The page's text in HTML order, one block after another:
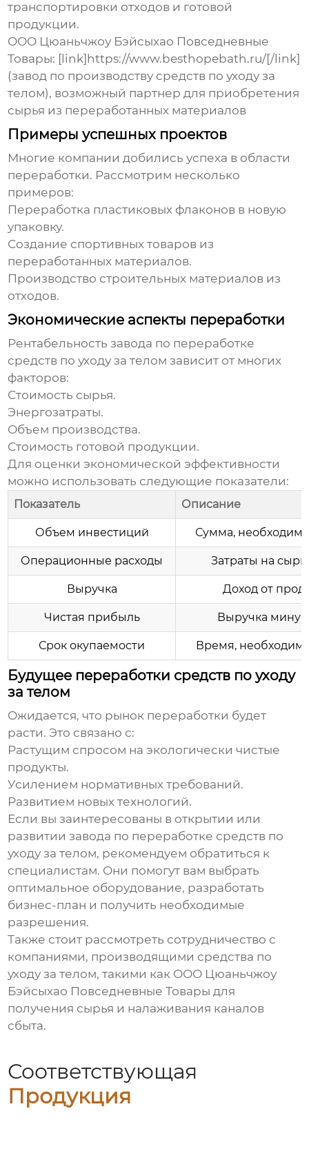
транспортировки отходов и готовой
продукции.
ООО Цюаньчжоу Бэйсыхао Повседневные
Товары: [link]https://www.besthopebath.ru/[/link]
(завод по производству средств по уходу за
телом), возможный партнер для приобретения
сырья из переработанных материалов
Примеры успешных проектов
Многие компании добились успеха в области
переработки. Рассмотрим несколько
примеров:
Переработка пластиковых флаконов в новую
упаковку.
Создание спортивных товаров из
переработанных материалов.
Производство строительных материалов из
отходов.
Экономические аспекты переработки
Рентабельностьзавода по переработке
средств по уходу за телом зависит от многих
факторов:
Стоимость сырья.
Энергозатраты.
Объем производства.
Стоимость готовой продукции.
Для оценки экономической эффективности
можно использовать следующие показатели:
Показатель Описание
Объем инвестиций Сумма,
Операционные расходы Затраты на
Выручка Доход от
Чистая прибыль Выручка
Срок окупаемости Время,
Будущее переработки средств по уходу
за телом
Ожидается, что рынок переработки будет
расти. Это связано с:
Растущим спросом на экологически чистые
продукты.
Усилением нормативных требований.
Развитием новых технологий.
Если вы заинтересованы в открытии или
развитиизавода по переработке средств по
уходу за телом, рекомендуем обратиться к
специалистам. Они помогут вам выбрать
оптимальное оборудование, разработать
бизнес-план и получить необходимые
разрешения.
Также стоит рассмотреть сотрудничество с
компаниями, производящими средства по
уходу за телом, такими как ООО Цюаньчжоу
Бэйсыхао Повседневные Товары для
получения сырья и налаживания каналов
сбыта.
Соответствующая
Продукция